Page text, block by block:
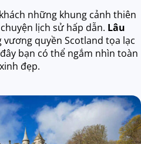
những khung cảnh thiên
lịch sử hấp dẫn. Lâu
vương quyền Scotland tọa lạc
bạn có thể ngắm nhìn toàn
đẹp.